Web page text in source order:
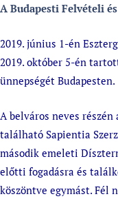
A Budapesti Felvételi
2019. június 1-én
2019. október 5-én
ünnepségét Budapesten.
A belváros neves
található Sapientia
második emeleti
előtti fogadásra és
köszöntve egymást. Fél